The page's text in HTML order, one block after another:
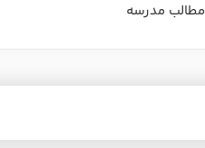
مطالب مدرسه